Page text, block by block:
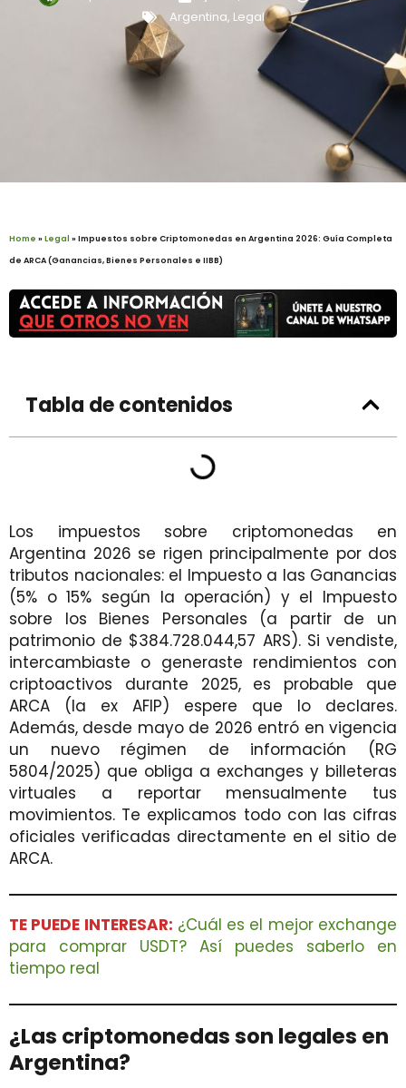
Argentina, Legal
Home »Legal »Impuestos sobre Criptomonedas en Argentina 2026: Guía Completa
de ARCA (Ganancias, Bienes Personales e IIBB)
Tabla de contenidos
Los impuestos sobre criptomonedas en
Argentina 2026 se rigen principalmente por dos
tributos nacionales: el Impuesto a las Ganancias
(5% o 15% según la operación) y el Impuesto
sobre los Bienes Personales (a partir de un
patrimonio de $384.728.044,57 ARS). Si vendiste,
intercambiaste o generaste rendimientos con
criptoactivos durante 2025, es probable que
ARCA (la ex AFIP) espere que lo declares.
Además, desde mayo de 2026 entró en vigencia
un nuevo régimen de información (RG
5804/2025) que obliga a exchanges y billeteras
virtuales a reportar mensualmente tus
movimientos. Te explicamos todo con las cifras
oficiales verificadas directamente en el sitio de
ARCA.
TE PUEDE INTERESAR: ¿Cuál es el mejor exchange
para comprar USDT? Así puedes saberlo en
tiempo real
¿Las criptomonedas son legales en
Argentina?